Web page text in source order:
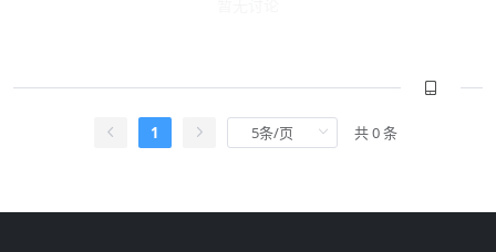
1 共 0 条